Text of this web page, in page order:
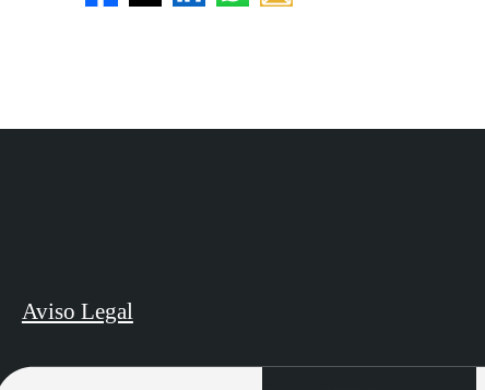
Aviso Legal